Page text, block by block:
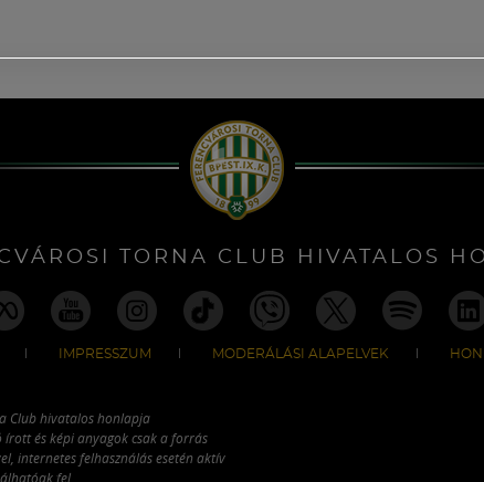
TORNA CLUB HIVATALOS
IMPRESSZUM MODERÁLÁSI ALAPELVEK
Club hivatalos honlapja
és képi anyagok csak a forrás
internetes felhasználás esetén aktív
fel.